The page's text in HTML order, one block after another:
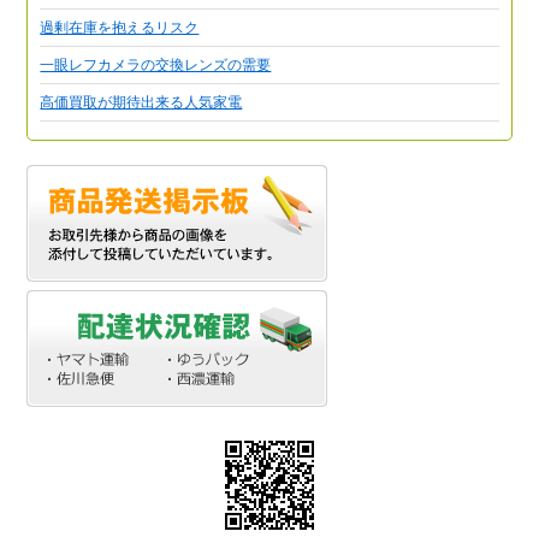
過剰在庫を抱えるリスク
一眼レフカメラの交換レンズの需要
高価買取が期待出来る人気家電